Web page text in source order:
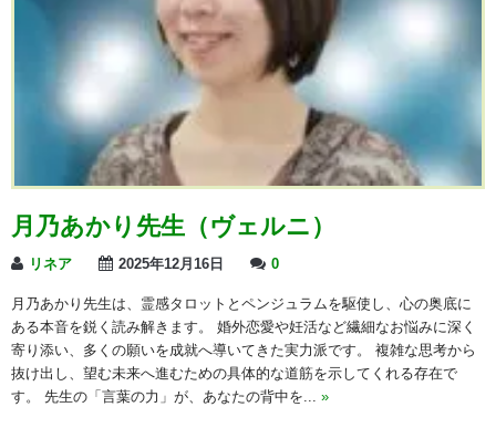
月乃あかり先生（ヴェルニ）
リネア 2025年12月16日 0
月乃あかり先生は、霊感タロットとペンジュラムを駆使し、心の奥底に
ある本音を鋭く読み解きます。 婚外恋愛や妊活など繊細なお悩みに深く
寄り添い、多くの願いを成就へ導いてきた実力派です。 複雑な思考から
抜け出し、望む未来へ進むための具体的な道筋を示してくれる存在で
す。 先生の「言葉の力」が、あなたの背中を... »